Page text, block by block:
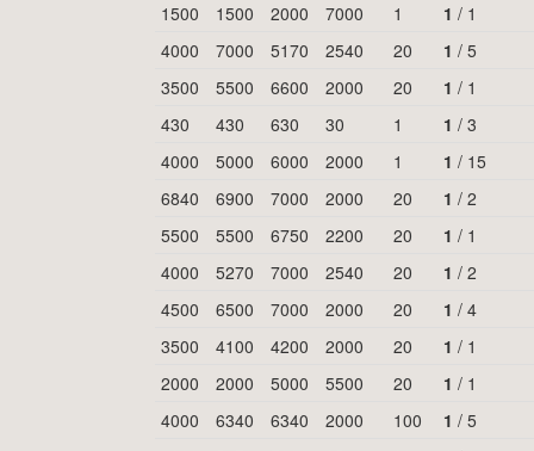
1500
1500 2000 7000 1 1 / 1
4000
7000 5170 2540 20 1 / 5
3500
5500 6600 2000 20 1 / 1
430
430 630 30 1 1 / 3
4000
5000 6000 2000 1 1 / 15
6840
6900 7000 2000 20 1 / 2
5500
5500 6750 2200 20 1 / 1
4000
5270 7000 2540 20 1 / 2
4500
6500 7000 2000 20 1 / 4
3500
4100 4200 2000 20 1 / 1
2000
2000 5000 5500 20 1 / 1
4000
6340 6340 2000 100 1 / 5